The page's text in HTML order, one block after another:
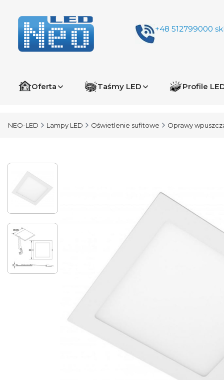
+48 512799000
Oferta Taśmy LED Profile
NEO-LED Lampy LED Oświetlenie sufitowe Oprawy